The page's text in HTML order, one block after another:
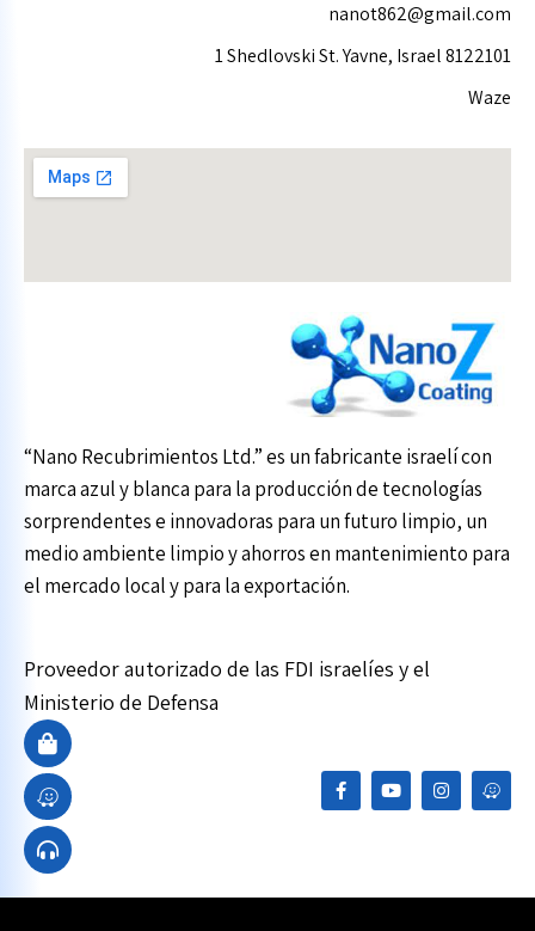
nanot862@gmail.com
1 Shedlovski St. Yavne, Israel 8122101
Waze
“Nano Recubrimientos Ltd.” es un fabricante israelí con
marca azul y blanca para la producción de tecnologías
sorprendentes e innovadoras para un futuro limpio, un
medio ambiente limpio y ahorros en mantenimiento para
el mercado local y para la exportación.
Proveedor autorizado de las FDI israelíes y el
Ministerio de Defensa